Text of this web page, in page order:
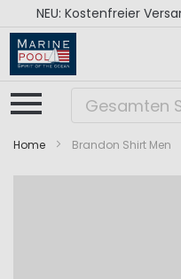
NEU: Kostenfreier
Home Brandon Shirt Men